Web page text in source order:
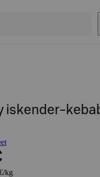
iskender-
kg